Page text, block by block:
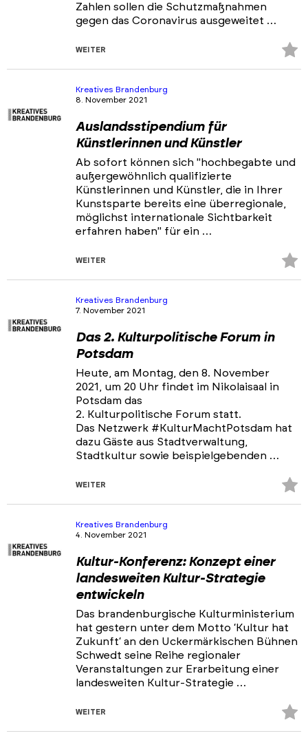
Zahlen sollen die Schutzmaßnahmen
gegen das Coronavirus ausgeweitet …
WEITER
Kreatives Brandenburg
8. November 2021
Auslandsstipendium für
Künstlerinnen und Künstler
Ab sofort können sich "hochbegabte und
außergewöhnlich qualifizierte
Künstlerinnen und Künstler, die in Ihrer
Kunstsparte bereits eine überregionale,
möglichst internationale Sichtbarkeit
erfahren haben" für ein …
WEITER
Kreatives Brandenburg
7. November 2021
Das 2. Kulturpolitische Forum in
Potsdam
Heute, am Montag, den 8. November
2021, um 20 Uhr findet im Nikolaisaal in
Potsdam das
2. Kulturpolitische Forum statt.
Das Netzwerk #KulturMachtPotsdam hat
dazu Gäste aus Stadtverwaltung,
Stadtkultur sowie beispielgebenden …
WEITER
Kreatives Brandenburg
4. November 2021
Kultur-Konferenz: Konzept einer
landesweiten Kultur-Strategie
entwickeln
Das brandenburgische Kulturministerium
hat gestern unter dem Motto ‘Kultur hat
Zukunft‘ an den Uckermärkischen Bühnen
Schwedt seine Reihe regionaler
Veranstaltungen zur Erarbeitung einer
landesweiten Kultur-Strategie …
WEITER